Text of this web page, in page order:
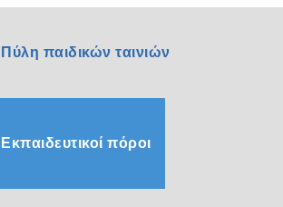
Πύλη παιδικών ταινιών
Εκπαιδευτικοί πόροι